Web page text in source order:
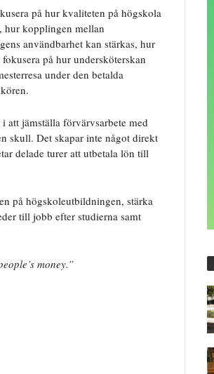
på hur kvaliteten på högskola
hur kopplingen mellan
användbarhet kan stärkas, hur
på hur undersköterskan
under den betalda
att jämställa förvärvsarbete med
skull. Det skapar inte något direkt
delade turer att utbetala lön till
på högskoleutbildningen, stärka
till jobb efter studierna samt
money.”